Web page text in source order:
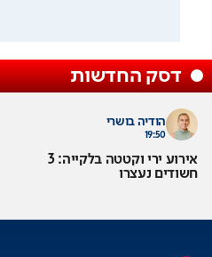
דסק החדשות
הודיה בושרי
19:50
אירוע ירי וקטטה בלקייה: 3
חשודים נעצרו